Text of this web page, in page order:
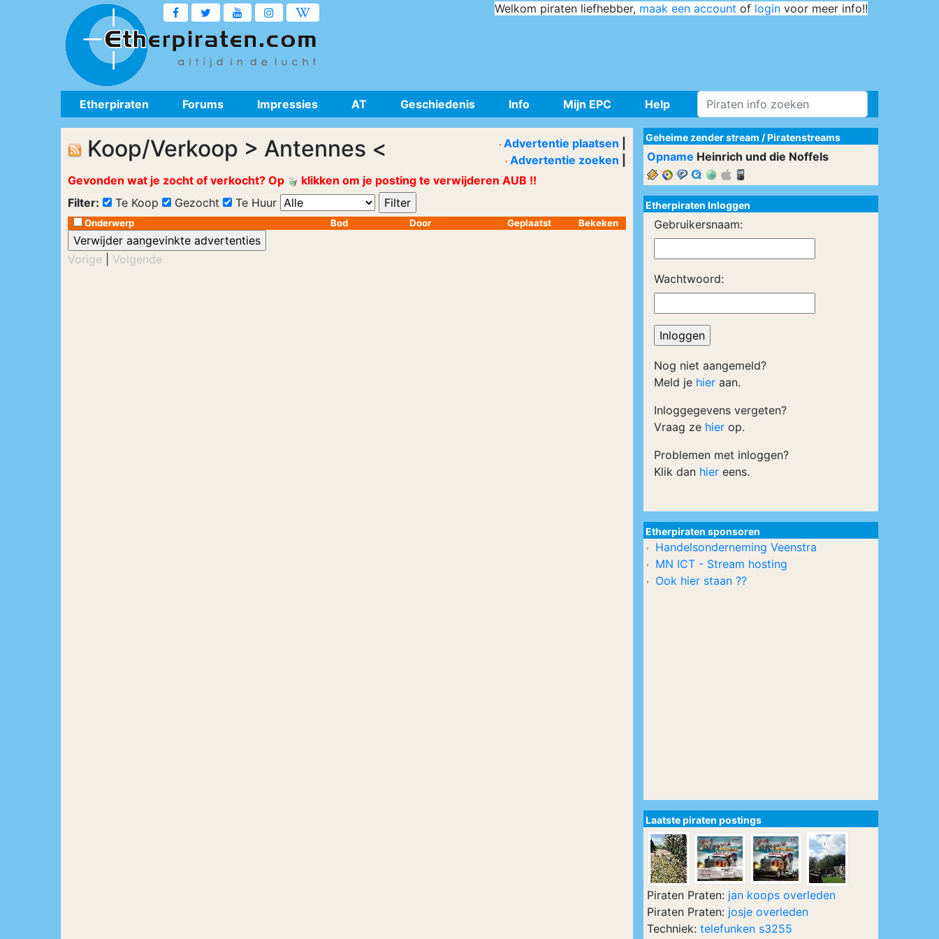
Welkom piraten liefhebber, maak een account of login voor meer info!!
Etherpiraten Forums Impressies AT Geschiedenis Info Mijn EPC Help
Koop/Verkoop > Antennes < Advertentie plaatsen
Advertentie zoeken
Gevonden wat je zocht of verkocht? Op
klikken om je posting te verwijderen AUB !!
Filter:
Te Koop Gezocht Te Huur
Onderwerp Bod Door Geplaatst Bekeken
Vorige Volgende
Geheime zender stream /Piratenstreams
Opname Heinrich und die Noffels
Etherpiraten Inloggen
Gebruikersnaam:
Wachtwoord:
Nog niet aangemeld?
Meld je hier aan.
Inloggegevens vergeten?
Vraag ze hier op.
Problemen met inloggen?
Klik dan hier eens.
Etherpiraten sponsoren
Handelsonderneming Veenstra
MN ICT - Stream hosting
Ook hier staan ??
Laatste piraten postings
Piraten Praten: jan koops overleden
Piraten Praten: josje overleden
Techniek: telefunken s3255